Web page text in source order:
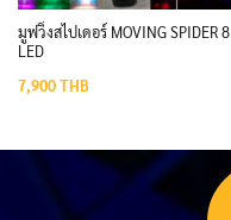
มูฟวิ่งสไปเดอร์ MOVING SPIDER 8
LED
7,900THB